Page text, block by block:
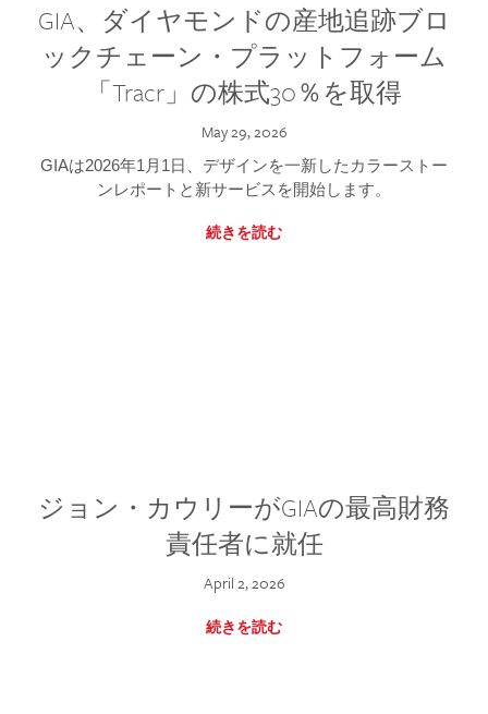
GIA、ダイヤモンドの産地追跡ブロ
ックチェーン・プラットフォーム
「Tracr」の株式30％を取得
May 29, 2026
GIAは2026年1月1日、デザインを一新したカラーストー
ンレポートと新サービスを開始します。
続きを読む
ジョン・カウリーがGIAの最高財務
責任者に就任
April 2, 2026
続きを読む